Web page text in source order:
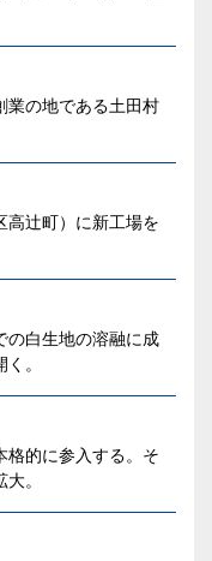
業の地である土田村
高辻町）に新工場を
の白生地の溶融に成
。
格的に参入する。そ
。